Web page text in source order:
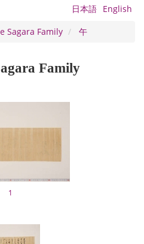
日本語 English
Sagara Family 午
Family
1